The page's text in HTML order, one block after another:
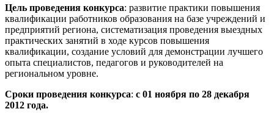
Цель проведения конкурса: развитие практики повышения
квалификации работников образования на базе учреждений и
предприятий региона, систематизация проведения выездных
практических занятий в ходе курсов повышения
квалификации, создание условий для демонстрации лучшего
опыта специалистов, педагогов и руководителей на
региональном уровне.
Сроки проведения конкурса: с 01 ноября по 28 декабря
2012 года.